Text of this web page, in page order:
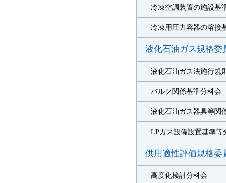
冷凍空調装置の施設基
冷凍用圧力容器の溶接
液化石油ガス規格委
液化石油ガス法施行規
バルク関係基準分科会
液化石油ガス器具等関
LPガス設備設置基準等
供用適性評価規格委
高度化検討分科会